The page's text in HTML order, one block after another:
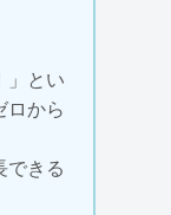
」とい
ロから
できる